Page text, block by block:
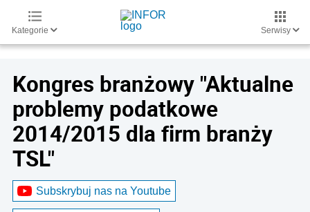
Kategorie Serwisy
Kongres branżowy "Aktualne
problemy podatkowe
2014/2015 dla firm branży
TSL"
Subskrybuj nas na Youtube